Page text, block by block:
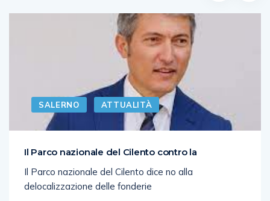
SALERNO ATTUALITÀ
Il Parco nazionale del Cilento contro la
Il Parco nazionale del Cilento dice no alla
delocalizzazione delle fonderie